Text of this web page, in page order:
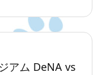
アム DeNA vs